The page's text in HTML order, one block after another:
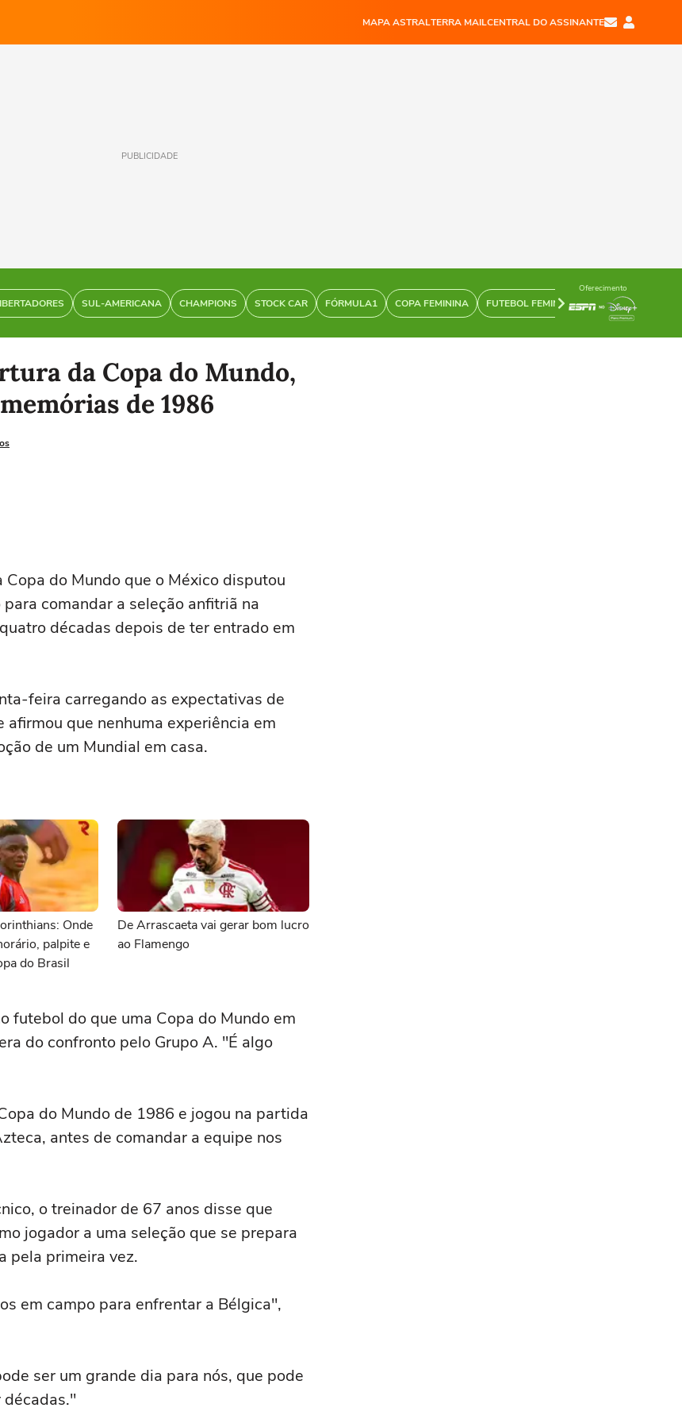
MAPA ASTRALTERRA MAILCENTRAL DO ASSINANTE
PUBLICIDADE
SUL-AMERICANA CHAMPIONS STOCK CAR FÓRMULA1 COPA FEMININA FUTEBOL FEMININO SURFE
Oferecimento
da Copa do Mundo,
de 1986
do Mundo que o México disputou
comandar a seleção anfitriã na
décadas depois de ter entrado em
feira carregando as expectativas de
que nenhuma experiência em
de um ‌Mundial em casa.
Onde
palpite e
do Brasil
De Arrascaeta vai gerar bom lucro
ao Flamengo
futebol do que uma Copa do Mundo em
do confronto pelo Grupo A. "É algo
do Mundo de 1986 e jogou na partida
antes de comandar a equipe nos
o treinador de 67 anos disse que
jogador ‌a uma seleção que ‌se prepara
pela primeira vez.
em campo para enfrentar a Bélgica",
ser um grande dia para nós, que pode
décadas."